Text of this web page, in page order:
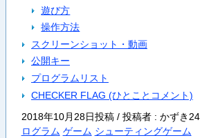
遊び方
操作方法
スクリーンショット・動画
公開キー
プログラムリスト
CHECKER FLAG (ひとことコメント)
2018年10月28日投稿 / 投稿者 : かずき
ログラム ゲーム シューティングゲーム